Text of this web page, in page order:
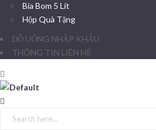
Bia Bom 5 Lít
Hộp Quà Tặng
ĐỒ UỐNG NHẬP KHẨU
THÔNG TIN LIÊN HỆ